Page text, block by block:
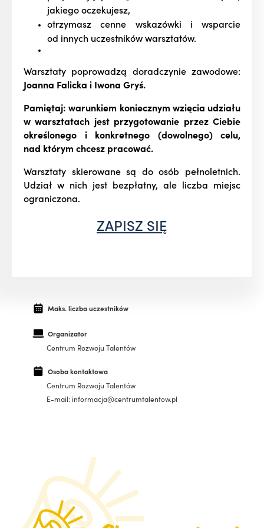
jakiego oczekujesz,
otrzymasz cenne wskazówki i wsparcie
od innych uczestników warsztatów.
Warsztaty poprowadzą doradczynie zawodowe:
Joanna Falicka i Iwona Gryś.
Pamiętaj: warunkiem koniecznym wzięcia udziału
w warsztatach jest przygotowanie przez Ciebie
określonego i konkretnego (dowolnego) celu,
nad którym chcesz pracować.
Warsztaty skierowane są do osób pełnoletnich.
Udział w nich jest bezpłatny, ale liczba miejsc
ograniczona.
ZAPISZ SIĘ
Maks. liczba uczestników
Organizator
Centrum Rozwoju Talentów
Osoba kontaktowa
Centrum Rozwoju Talentów
E-mail: informacja@centrumtalentow.pl